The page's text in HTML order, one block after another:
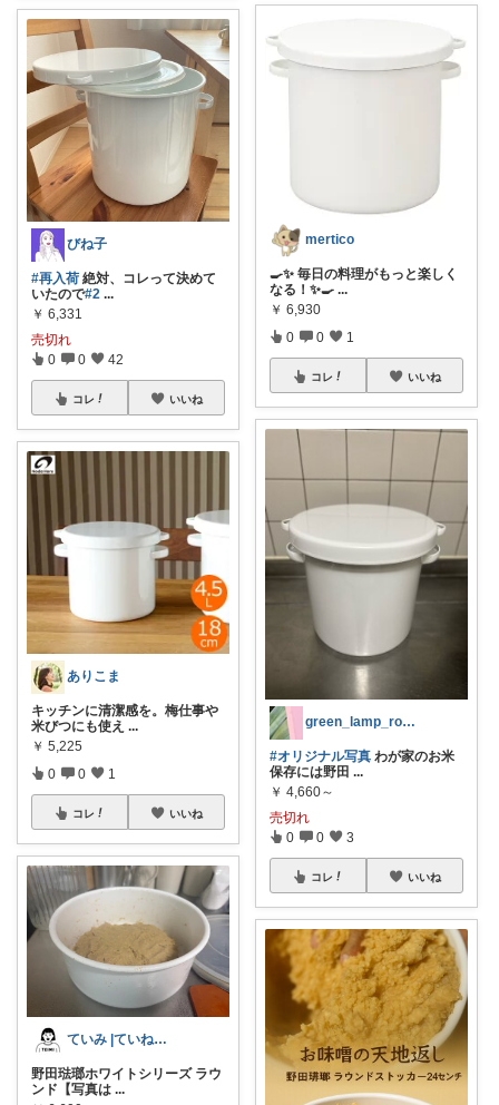
びね子
#再入荷 絶対、コレって決めて
いたので#2 ...
￥ 6,331
売切れ
0 0 42
コレ いいね
ありこま
キッチンに清潔感を。梅仕事や
米びつにも使え ...
￥ 5,225
0 0 1
コレ いいね
ていみ |ていねい未満の暮らし方
野田琺瑯ホワイトシリーズ ラウ
ンド【写真は ...
mertico
🍳✨ 毎日の料理がもっと楽しく
なる！✨🍳 ...
￥ 6,930
0 0 1
コレ いいね
green_lamp_room
#オリジナル写真 わが家のお米
保存には野田 ...
￥ 4,660～
売切れ
0 0 3
コレ いいね